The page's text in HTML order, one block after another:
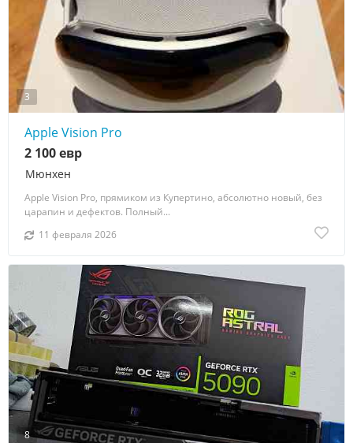
3
Apple Vision Pro
Мюнхен
2 100 евр
Apple Vision Pro, прямиком из Купертино, абсолютно новый, без
царапин и дефектов. Полный...
11 февраля 2026
8